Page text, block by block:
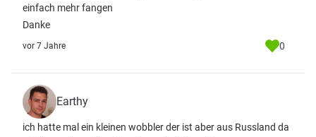
einfach mehr fangen
Danke
vor 7 Jahre 0
Earthy
ich hatte mal ein kleinen wobbler der ist aber aus Russland da